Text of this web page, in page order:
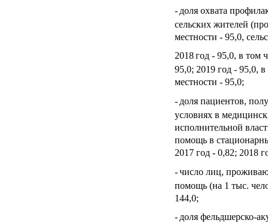
- доля охвата
сельских жителей
местности - 95,0,
2018год - 95,0, в том
95,0; 2019 год - 95,0,
местности - 95,0;
- доля пациентов,
условиях в
исполнительной
помощь в
2017 год - 0,82; 2018
-число лиц,
помощь (на 1 тыс.
144,0;
- доля фельдшерско-